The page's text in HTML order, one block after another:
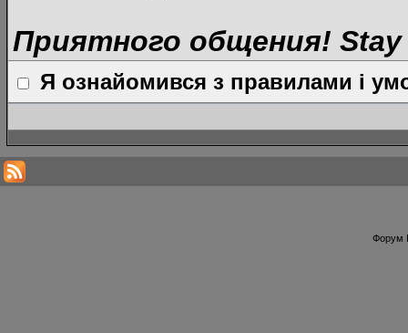
Приятного общения! Stay
Я ознайомився з правилами і
Форум